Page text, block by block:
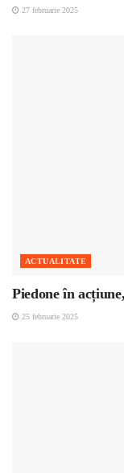
27 februarie 2025
ACTUALITATE
Piedone în
25 februarie 2025